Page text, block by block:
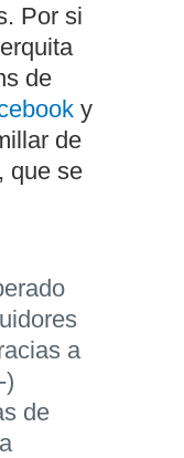
Por si
de
y
de
que se
a
)
de